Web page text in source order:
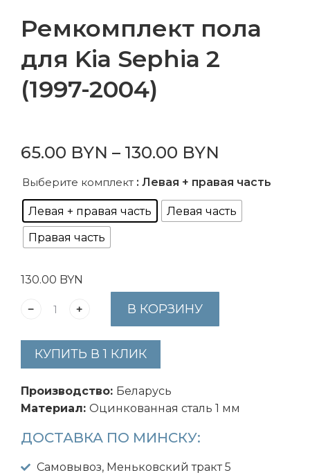
Ремкомплект пола
для Kia Sephia 2
(1997-2004)
65.00 BYN – 130.00 BYN
Выберите комплект : Левая + правая часть
Левая + правая часть
Левая часть
Правая часть
130.00 BYN
В КОРЗИНУ
КУПИТЬ В 1 КЛИК
Производство: Беларусь
Материал: Оцинкованная сталь 1 мм
ДОСТАВКА ПО МИНСКУ:
Самовывоз, Меньковский тракт 5